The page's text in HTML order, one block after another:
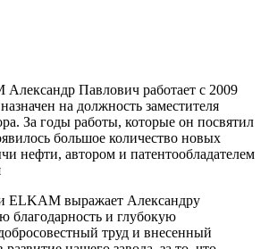
Павлович работает с 2009
на должность заместителя
За годы работы, которые он посвятил
большое количество новых
нефти, автором и патентообладателем
ELKAM выражает Александру
благодарность и глубокую
труд и внесенный